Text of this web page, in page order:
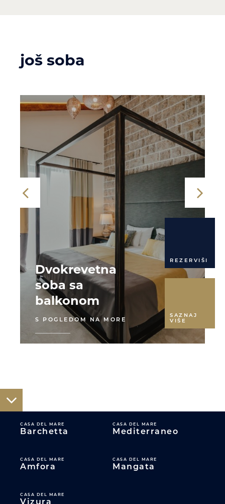
još soba
Dvokrevetna
soba sa
balkonom
S POGLEDOM NA MORE
REZERVIŠI
SAZNAJ
VIŠE
CASA DEL MARE
Barchetta
CASA DEL MARE
Mediterraneo
CASA DEL MARE
Amfora
CASA DEL MARE
Mangata
CASA DEL MARE
Vizura